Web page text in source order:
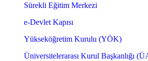
Sürekli Eğitim Merkezi
e-Devlet Kapısı
Yükseköğretim Kurulu (YÖK)
Üniversitelerarası Kurul Başkanlığı